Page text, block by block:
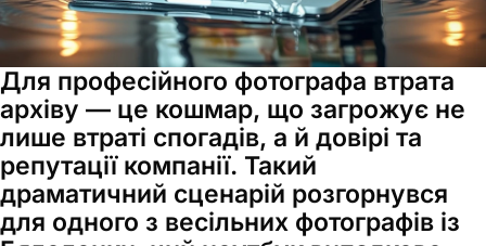
Для професійного фотографа втрата
архіву — це кошмар, що загрожує не
лише втраті спогадів, а й довірі та
репутації компанії. Такий
драматичний сценарій розгорнувся
для одного з весільних фотографів із